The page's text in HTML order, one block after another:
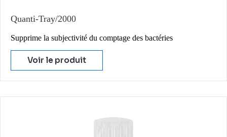
Quanti-Tray/2000
Supprime la subjectivité du comptage des bactéries
Voir le produit